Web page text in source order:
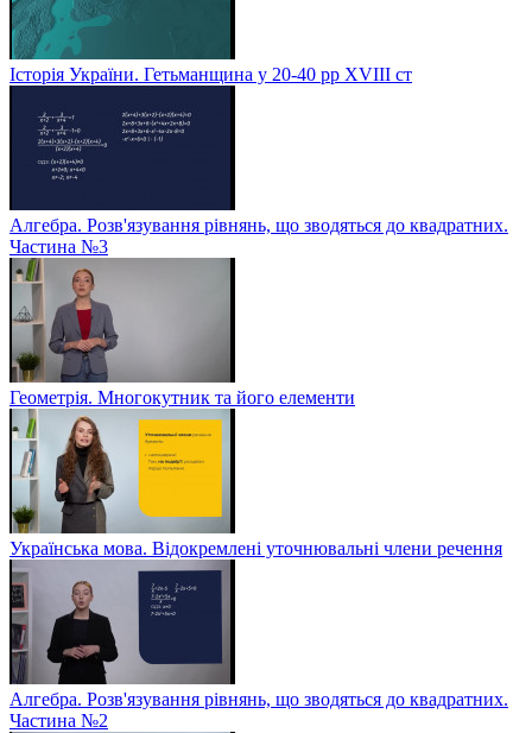
Історія України. Гетьманщина у 20-40 рр ХVIIІ ст
Алгебра. Розв'язування рівнянь, що зводяться до квадратних.
Частина №3
Геометрія. Многокутник та його елементи
Українська мова. Відокремлені уточнювальні члени речення
Алгебра. Розв'язування рівнянь, що зводяться до квадратних.
Частина №2